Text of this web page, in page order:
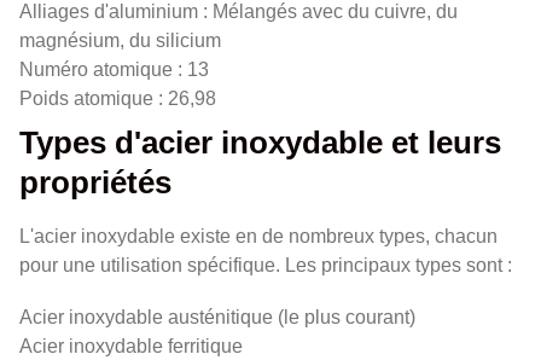
Alliages d'aluminium : Mélangés avec du cuivre, du
magnésium, du silicium
Numéro atomique : 13
Poids atomique : 26,98
Types d'acier inoxydable et leurs
propriétés
L'acier inoxydable existe en de nombreux types, chacun
pour une utilisation spécifique. Les principaux types sont :
Acier inoxydable austénitique (le plus courant)
Acier inoxydable ferritique